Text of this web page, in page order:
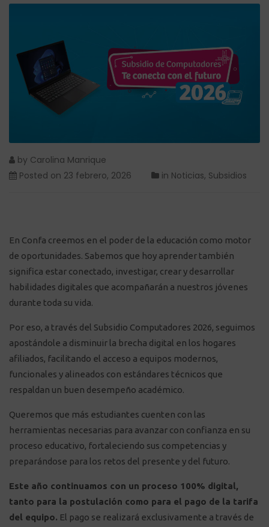
by Carolina Manrique
Posted on 23 febrero, 2026 in Noticias, Subsidios
En Confa creemos en el poder de la educación como motor
de oportunidades. Sabemos que hoy aprender también
significa estar conectado, investigar, crear y desarrollar
habilidades digitales que acompañarán a nuestros jóvenes
durante toda su vida.
Por eso, a través del Subsidio Computadores 2026, seguimos
apostándole a disminuir la brecha digital en los hogares
afiliados, facilitando el acceso a equipos modernos,
funcionales y alineados con estándares técnicos que
respaldan un buen desempeño académico.
Queremos que más estudiantes cuenten con las
herramientas necesarias para avanzar con confianza en su
proceso educativo, fortaleciendo sus competencias y
preparándose para los retos del presente y del futuro.
Este año continuamos con un proceso 100% digital,
tanto para la postulación como para el pago de la tarifa
del equipo. El pago se realizará exclusivamente a través de